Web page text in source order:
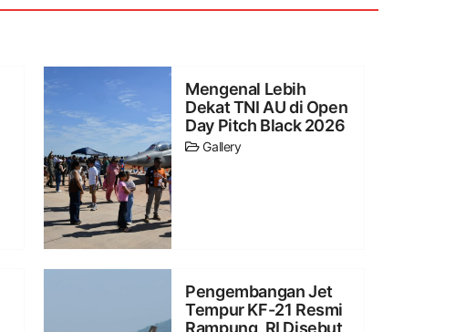
Mengenal Lebih
Dekat TNI AU di Open
Day Pitch Black 2026
Gallery
Pengembangan Jet
Tempur KF-21 Resmi
Rampung, RI Disebut